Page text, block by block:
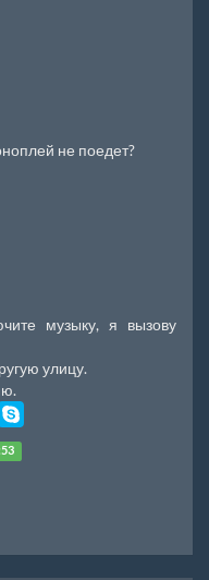
не поедет?
музыку, я вызову
улицу.